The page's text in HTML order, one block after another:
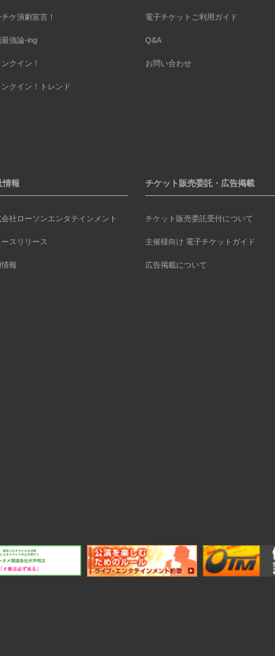
チケ演劇宣言！
強論-ing
クイン！
ンクイン！トレンド
電子チケットご利用ガイド
Q&A
お問い合わせ
情報
社ローソンエンタテインメント
ースリリース
報
チケット販売委託・広告掲載
チケット販売委託受付について
主催様向け 電子チケットガイド
広告掲載について